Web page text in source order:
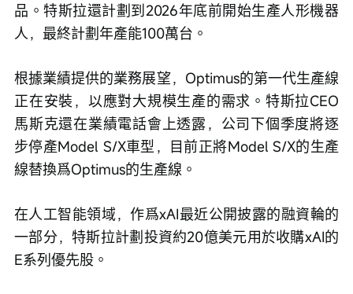
品。特斯拉還計劃到2026年底前開始生產人形機器
人，最終計劃年產能100萬台。
根據業績提供的業務展望，Optimus的第一代生產線
正在安裝，以應對大規模生產的需求。特斯拉CEO
馬斯克還在業績電話會上透露，公司下個季度將逐
步停產Model S/X車型，目前正將Model S/X的生產
線替換爲Optimus的生產線。
在人工智能領域，作爲xAI最近公開披露的融資輪的
一部分，特斯拉計劃投資約20億美元用於收購xAI的
E系列優先股。